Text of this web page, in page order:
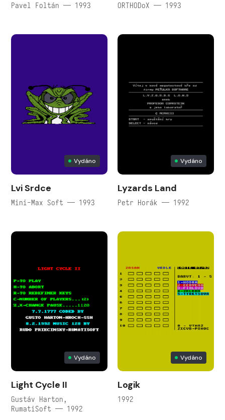
Pavel Foltán — 1993 ORTHODoX — 1993
Vydáno
Lvi Srdce
Mini-Max Soft — 1993
Vydáno
Lyzards Land
Petr Horák — 1992
Vydáno
Light Cycle II
Gustáv Harton,
RumatiSoft — 1992
Vydáno
Logik
1992